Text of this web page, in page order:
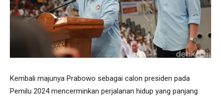
Kembali majunya Prabowo sebagai calon presiden pada
Pemilu 2024 mencerminkan perjalanan hidup yang panjang